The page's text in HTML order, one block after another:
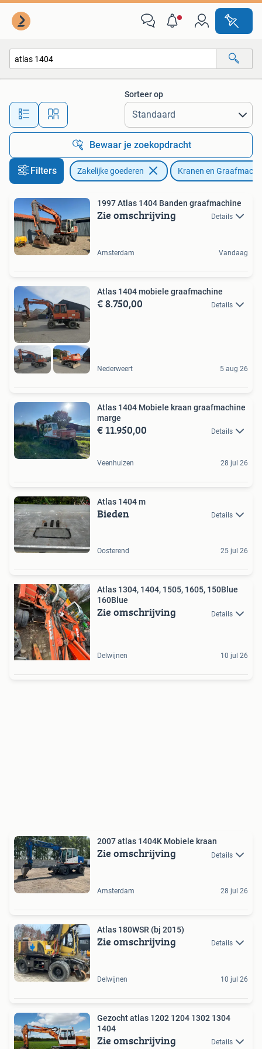
Alle afstanden…
Sorteer op
Bewaar je zoekopdracht
Filters Zakelijke goederen Kranen en
1997 Atlas 1404 Banden graafmachine
Zie omschrijving Details
Amsterdam Vandaag
Atlas 1404 mobiele graafmachine
€ 8.750,00 Details
Nederweert 5 aug 26
Atlas 1404 Mobiele kraan graafmachine
marge
€ 11.950,00 Details
Veenhuizen 28 jul 26
Atlas 1404 m
Bieden Details
Oosterend 25 jul 26
Atlas 1304, 1404, 1505, 1605, 150Blue
160Blue
Zie omschrijving Details
Delwijnen 10 jul 26
2007 atlas 1404K Mobiele kraan
Zie omschrijving Details
Amsterdam 28 jul 26
Atlas 180WSR (bj 2015)
Zie omschrijving Details
Delwijnen 10 jul 26
Gezocht atlas 1202 1204 1302 1304
1404
Zie omschrijving Details